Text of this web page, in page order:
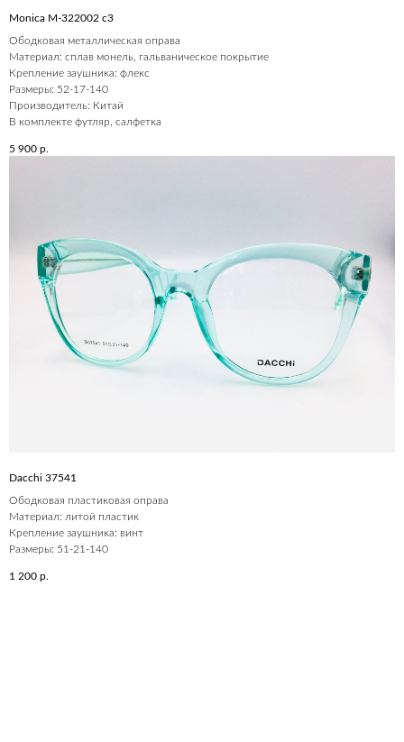
Monica M-322002 с3
Ободковая металлическая оправа
Материал: сплав монель, гальваническое покрытие
Крепление заушника: флекс
Размеры: 52-17-140
Производитель: Китай
В комплекте футляр, салфетка
5 900 р.
Dacchi 37541
Ободковая пластиковая оправа
Материал: литой пластик
Крепление заушника: винт
Размеры: 51-21-140
1 200 р.